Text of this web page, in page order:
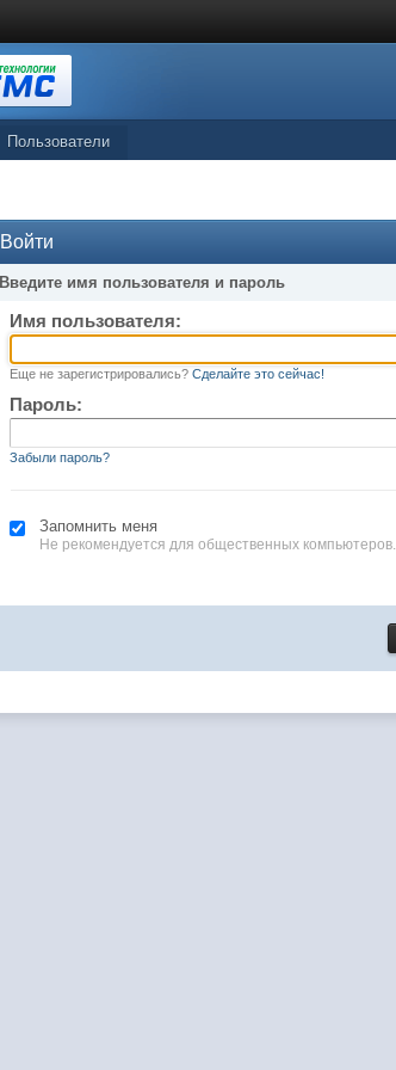
Пользователи
Войти
Введите имя пользователя и пароль
Имя пользователя:
Еще не зарегистрировались? Сделайте это сейчас!
Пароль:
Забыли пароль?
Запомнить меня
Не рекомендуется для общественных компьютеров.